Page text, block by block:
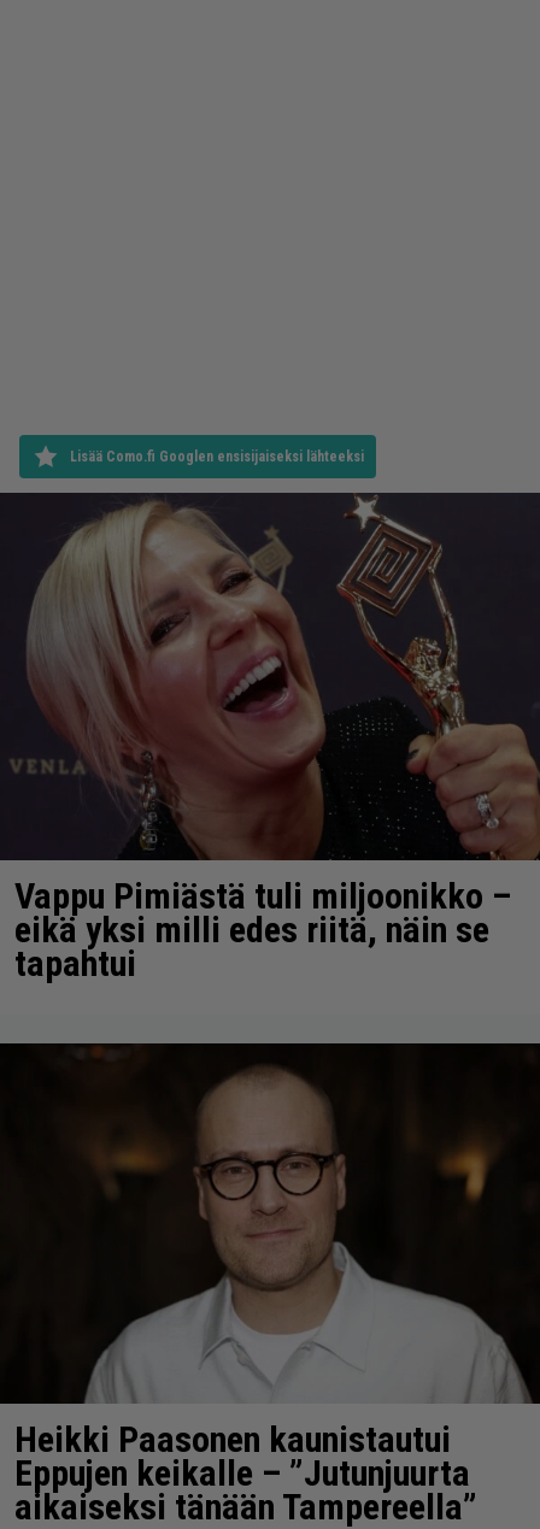
Lisää Como.fi Googlen ensisijaiseksi lähteeksi
Vappu Pimiästä tuli miljoonikko –
eikä yksi milli edes riitä, näin se
tapahtui
Heikki Paasonen kaunistautui
Eppujen keikalle – ”Jutunjuurta
aikaiseksi tänään Tampereella”